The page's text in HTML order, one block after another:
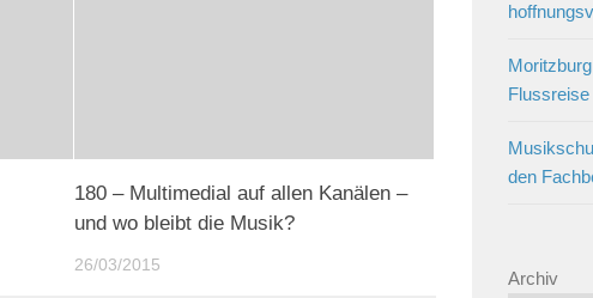
180 – Multimedial auf allen Kanälen –
und wo bleibt die Musik?
26/03/2015
Flussreise
den
Archiv